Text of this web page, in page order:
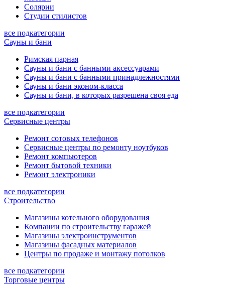
Солярии
Студии стилистов
все подкатегории
Сауны и бани
Римская парная
Сауны и бани с банными аксессуарами
Сауны и бани с банными принадлежностями
Сауны и бани эконом-класса
Сауны и бани, в которых разрешена своя еда
все подкатегории
Сервисные центры
Ремонт сотовых телефонов
Сервисные центры по ремонту ноутбуков
Ремонт компьютеров
Ремонт бытовой техники
Ремонт электроники
все подкатегории
Строительство
Магазины котельного оборудования
Компании по строительству гаражей
Магазины электроинструментов
Магазины фасадных материалов
Центры по продаже и монтажу потолков
все подкатегории
Торговые центры